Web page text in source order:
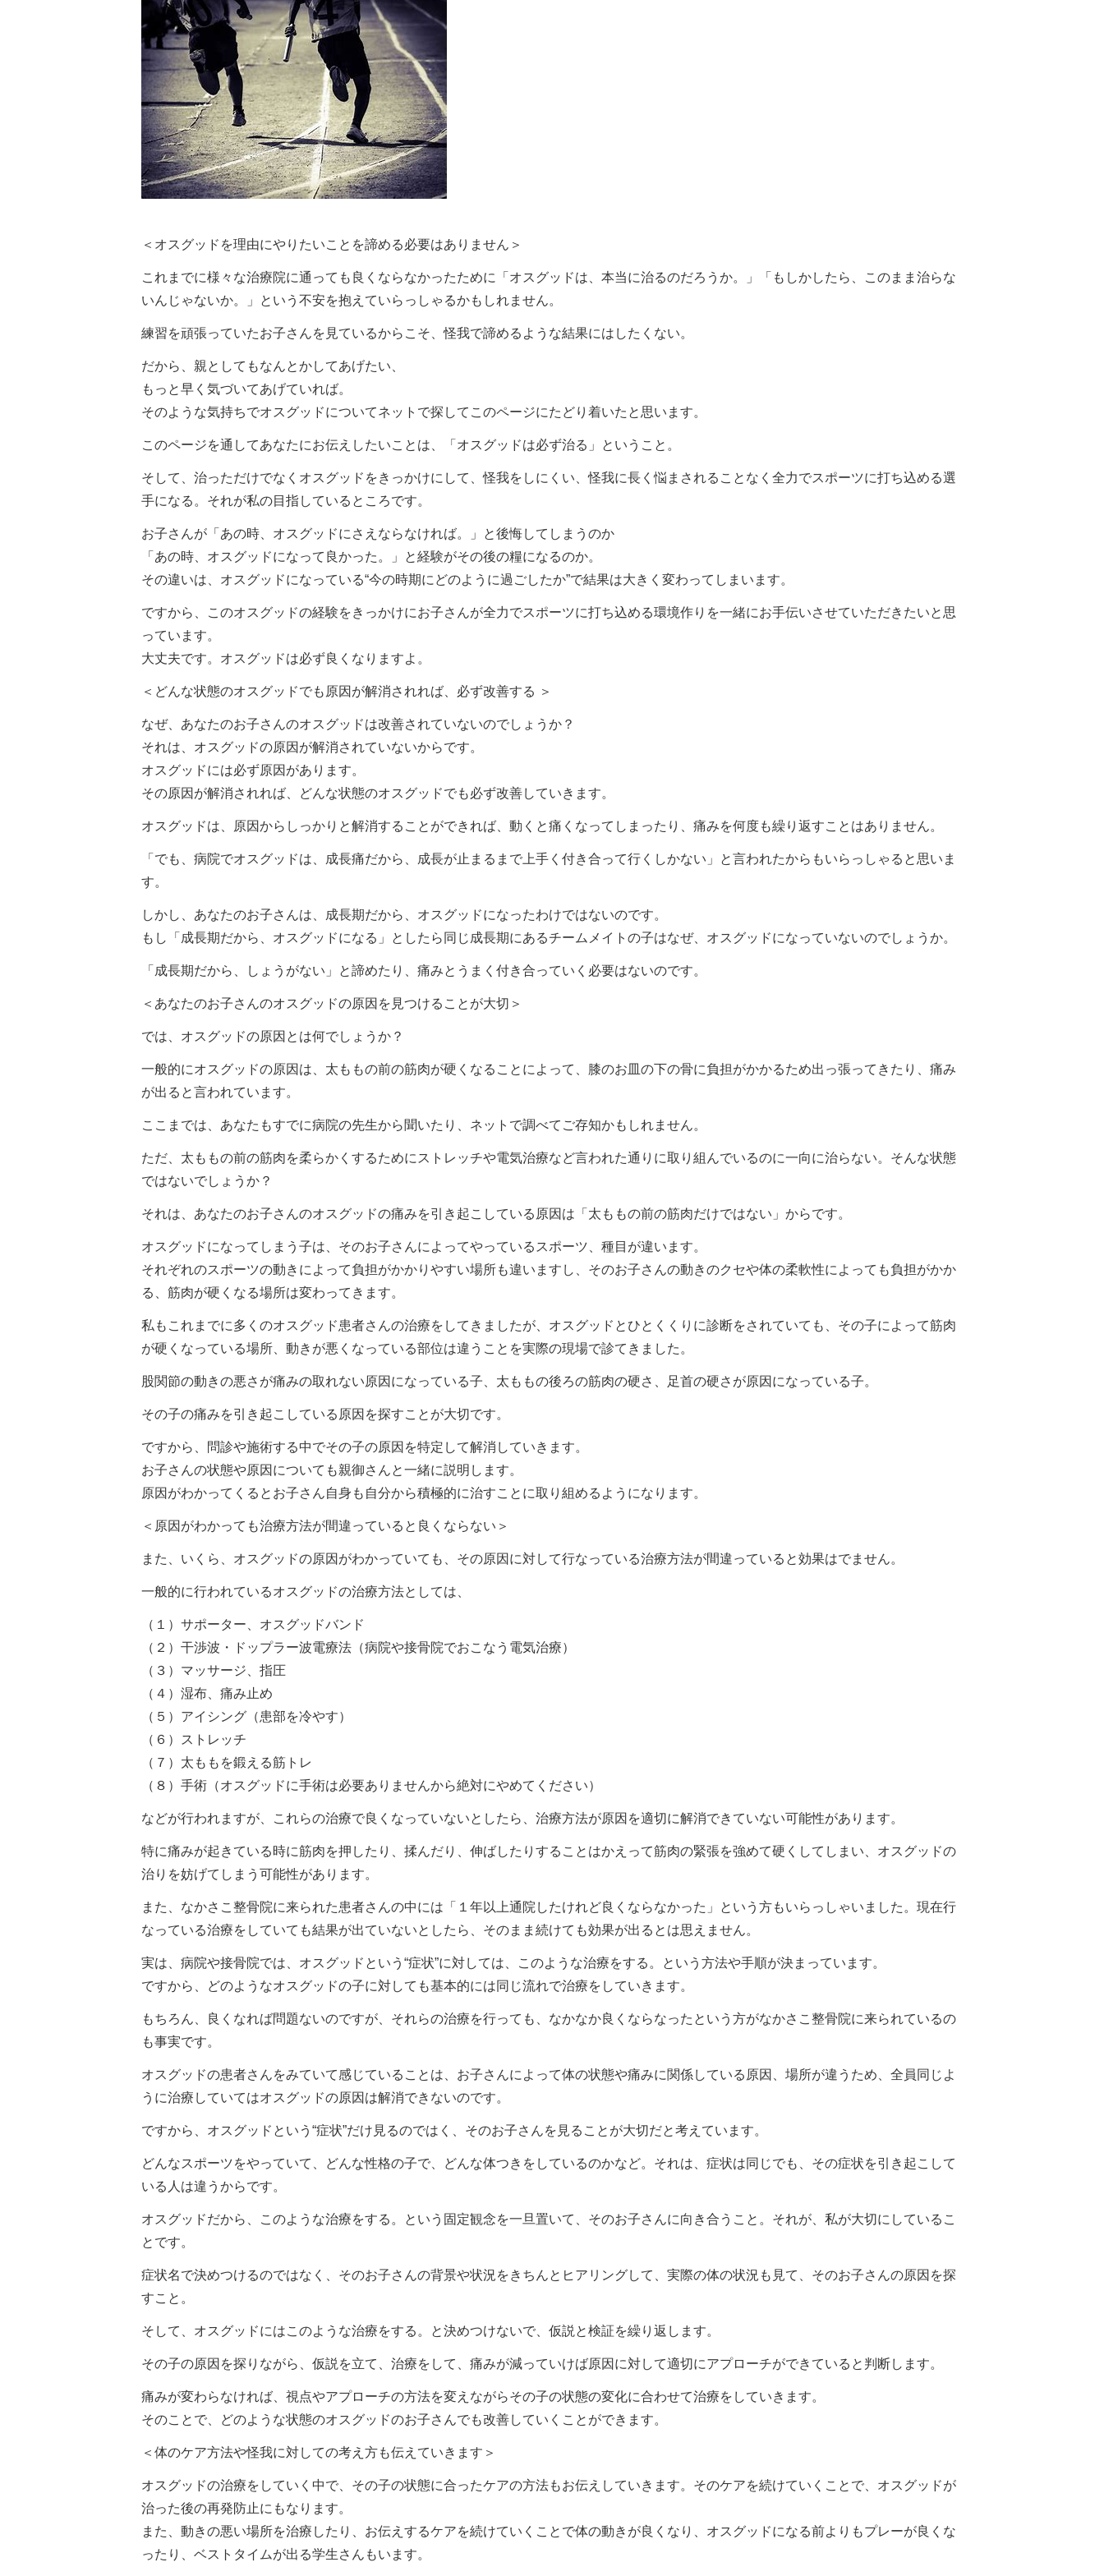
＜オスグッドを理由にやりたいことを諦める必要はありません＞
これまでに様々な治療院に通っても良くならなかったために「オスグッドは、本当に治るのだろうか。」「もしかしたら、このまま治らな
いんじゃないか。」という不安を抱えていらっしゃるかもしれません。
練習を頑張っていたお子さんを見ているからこそ、怪我で諦めるような結果にはしたくない。
だから、親としてもなんとかしてあげたい、
もっと早く気づいてあげていれば。
そのような気持ちでオスグッドについてネットで探してこのページにたどり着いたと思います。
このページを通してあなたにお伝えしたいことは、「オスグッドは必ず治る」ということ。
そして、治っただけでなくオスグッドをきっかけにして、怪我をしにくい、怪我に長く悩まされることなく全力でスポーツに打ち込める選
手になる。それが私の目指しているところです。
お子さんが「あの時、オスグッドにさえならなければ。」と後悔してしまうのか
「あの時、オスグッドになって良かった。」と経験がその後の糧になるのか。
その違いは、オスグッドになっている“今の時期にどのように過ごしたか”で結果は大きく変わってしまいます。
ですから、このオスグッドの経験をきっかけにお子さんが全力でスポーツに打ち込める環境作りを一緒にお手伝いさせていただきたいと思
っています。
大丈夫です。オスグッドは必ず良くなりますよ。
＜どんな状態のオスグッドでも原因が解消されれば、必ず改善する ＞
なぜ、あなたのお子さんのオスグッドは改善されていないのでしょうか？
それは、オスグッドの原因が解消されていないからです。
オスグッドには必ず原因があります。
その原因が解消されれば、どんな状態のオスグッドでも必ず改善していきます。
オスグッドは、原因からしっかりと解消することができれば、動くと痛くなってしまったり、痛みを何度も繰り返すことはありません。
「でも、病院でオスグッドは、成長痛だから、成長が止まるまで上手く付き合って行くしかない」と言われたからもいらっしゃると思いま
す。
しかし、あなたのお子さんは、成長期だから、オスグッドになったわけではないのです。
もし「成長期だから、オスグッドになる」としたら同じ成長期にあるチームメイトの子はなぜ、オスグッドになっていないのでしょうか。
「成長期だから、しょうがない」と諦めたり、痛みとうまく付き合っていく必要はないのです。
＜あなたのお子さんのオスグッドの原因を見つけることが大切＞
では、オスグッドの原因とは何でしょうか？
一般的にオスグッドの原因は、太ももの前の筋肉が硬くなることによって、膝のお皿の下の骨に負担がかかるため出っ張ってきたり、痛み
が出ると言われています。
ここまでは、あなたもすでに病院の先生から聞いたり、ネットで調べてご存知かもしれません。
ただ、太ももの前の筋肉を柔らかくするためにストレッチや電気治療など言われた通りに取り組んでいるのに一向に治らない。そんな状態
ではないでしょうか？
それは、あなたのお子さんのオスグッドの痛みを引き起こしている原因は「太ももの前の筋肉だけではない」からです。
オスグッドになってしまう子は、そのお子さんによってやっているスポーツ、種目が違います。
それぞれのスポーツの動きによって負担がかかりやすい場所も違いますし、そのお子さんの動きのクセや体の柔軟性によっても負担がかか
る、筋肉が硬くなる場所は変わってきます。
私もこれまでに多くのオスグッド患者さんの治療をしてきましたが、オスグッドとひとくくりに診断をされていても、その子によって筋肉
が硬くなっている場所、動きが悪くなっている部位は違うことを実際の現場で診てきました。
股関節の動きの悪さが痛みの取れない原因になっている子、太ももの後ろの筋肉の硬さ、足首の硬さが原因になっている子。
その子の痛みを引き起こしている原因を探すことが大切です。
ですから、問診や施術する中でその子の原因を特定して解消していきます。
お子さんの状態や原因についても親御さんと一緒に説明します。
原因がわかってくるとお子さん自身も自分から積極的に治すことに取り組めるようになります。
＜原因がわかっても治療方法が間違っていると良くならない＞
また、いくら、オスグッドの原因がわかっていても、その原因に対して行なっている治療方法が間違っていると効果はでません。
一般的に行われているオスグッドの治療方法としては、
（１）サポーター、オスグッドバンド
（２）干渉波・ドップラー波電療法（病院や接骨院でおこなう電気治療）
（３）マッサージ、指圧
（４）湿布、痛み止め
（５）アイシング（患部を冷やす）
（６）ストレッチ
（７）太ももを鍛える筋トレ
（８）手術（オスグッドに手術は必要ありませんから絶対にやめてください）
などが行われますが、これらの治療で良くなっていないとしたら、治療方法が原因を適切に解消できていない可能性があります。
特に痛みが起きている時に筋肉を押したり、揉んだり、伸ばしたりすることはかえって筋肉の緊張を強めて硬くしてしまい、オスグッドの
治りを妨げてしまう可能性があります。
また、なかさこ整骨院に来られた患者さんの中には「１年以上通院したけれど良くならなかった」という方もいらっしゃいました。現在行
なっている治療をしていても結果が出ていないとしたら、そのまま続けても効果が出るとは思えません。
実は、病院や接骨院では、オスグッドという“症状”に対しては、このような治療をする。という方法や手順が決まっています。
ですから、どのようなオスグッドの子に対しても基本的には同じ流れで治療をしていきます。
もちろん、良くなれば問題ないのですが、それらの治療を行っても、なかなか良くならなったという方がなかさこ整骨院に来られているの
も事実です。
オスグッドの患者さんをみていて感じていることは、お子さんによって体の状態や痛みに関係している原因、場所が違うため、全員同じよ
うに治療していてはオスグッドの原因は解消できないのです。
ですから、オスグッドという“症状”だけ見るのではく、そのお子さんを見ることが大切だと考えています。
どんなスポーツをやっていて、どんな性格の子で、どんな体つきをしているのかなど。それは、症状は同じでも、その症状を引き起こして
いる人は違うからです。
オスグッドだから、このような治療をする。という固定観念を一旦置いて、そのお子さんに向き合うこと。それが、私が大切にしているこ
とです。
症状名で決めつけるのではなく、そのお子さんの背景や状況をきちんとヒアリングして、実際の体の状況も見て、そのお子さんの原因を探
すこと。
そして、オスグッドにはこのような治療をする。と決めつけないで、仮説と検証を繰り返します。
その子の原因を探りながら、仮説を立て、治療をして、痛みが減っていけば原因に対して適切にアプローチができていると判断します。
痛みが変わらなければ、視点やアプローチの方法を変えながらその子の状態の変化に合わせて治療をしていきます。
そのことで、どのような状態のオスグッドのお子さんでも改善していくことができます。
＜体のケア方法や怪我に対しての考え方も伝えていきます＞
オスグッドの治療をしていく中で、その子の状態に合ったケアの方法もお伝えしていきます。そのケアを続けていくことで、オスグッドが
治った後の再発防止にもなります。
また、動きの悪い場所を治療したり、お伝えするケアを続けていくことで体の動きが良くなり、オスグッドになる前よりもプレーが良くな
ったり、ベストタイムが出る学生さんもいます。